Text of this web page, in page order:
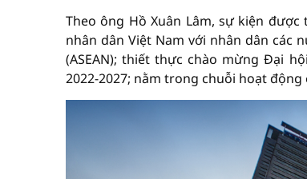
Theo ông Hồ Xuân Lâm, sự kiện
nhân dân Việt Nam với nhân dân các
(ASEAN); thiết thực chào mừng Đại
2022-2027; nằm trong chuỗi hoạt động